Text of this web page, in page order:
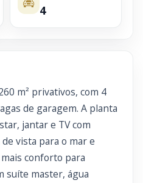
4
m² privativos, com 4
de garagem. A planta
jantar e TV com
vista para o mar e
conforto para
suíte master, água